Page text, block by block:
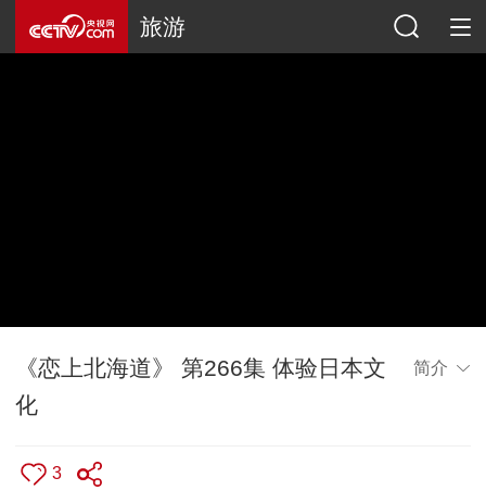
旅游
《恋上北海道》 第266集 体验日本文
化
简介
3